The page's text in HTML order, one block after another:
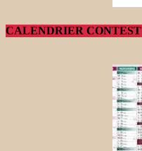
CALENDRIER CONTEST